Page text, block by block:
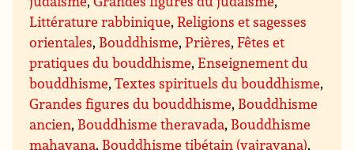
Littérature rabbinique,Religions et sagesses
orientales, Bouddhisme,Prières,Fêtes et
pratiques du bouddhisme,Enseignement du
bouddhisme,Textes spirituels du bouddhisme,
Grandes figures du bouddhisme, Bouddhisme
ancien, Bouddhisme theravada, Bouddhisme
mahayana, Bouddhisme tibétain (vajrayana),